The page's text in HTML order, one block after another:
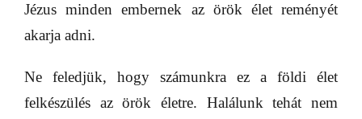
Jézus minden embernek az örök élet reményét
akarja adni.
Ne feledjük, hogy számunkra ez a földi élet
felkészülés az örök életre. Halálunk tehát nem